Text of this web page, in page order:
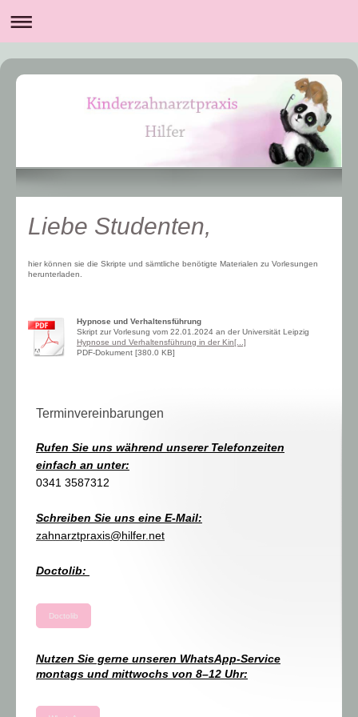
Liebe Studenten,
hier können sie die Skripte und sämtliche benötigte Materialen zu Vorlesungen
herunterladen.
Hypnose und Verhaltensführung
Skript zur Vorlesung vom 22.01.2024 an der Universität Leipzig
Hypnose und Verhaltensführung in der Kin[...]
PDF-Dokument [380.0 KB]
Terminvereinbarungen
Rufen Sie uns während unserer Telefonzeiten
einfach an unter:
0341 3587312
Schreiben Sie uns eine E-Mail:
zahnarztpraxis@hilfer.net
Doctolib:
Doctolib
Nutzen Sie gerne unseren WhatsApp-Service
montags und mittwochs von 8–12 Uhr: